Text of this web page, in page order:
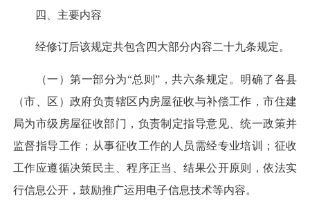
四、主要内容
经修订后该规定共包含四大部分内容二十九条规定。
（一）第一部分为“总则”，共六条规定。明确了各县
（市、区）政府负责辖区内房屋征收与补偿工作，市住建
局为市级房屋征收部门，负责制定指导意见、统一政策并
监督指导工作；从事征收工作的人员需经专业培训；征收
工作应遵循决策民主、程序正当、结果公开原则，依法实
行信息公开，鼓励推广运用电子信息技术等内容。